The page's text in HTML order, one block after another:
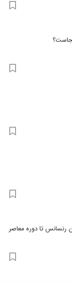
رنسانس تا دوره معاصر